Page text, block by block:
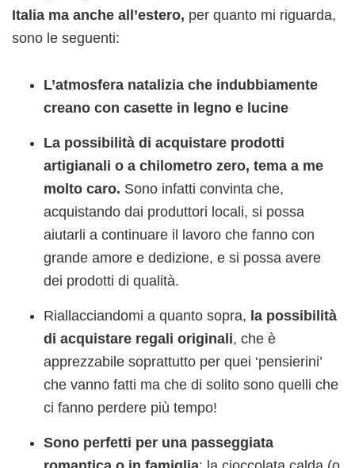
Italia ma anche all’estero, per quanto mi riguarda,
sono le seguenti:
L’atmosfera natalizia che indubbiamente
creano con casette in legno e lucine
La possibilità di acquistare prodotti
artigianali o a chilometro zero, tema a me
molto caro. Sono infatti convinta che,
acquistando dai produttori locali, si possa
aiutarli a continuare il lavoro che fanno con
grande amore e dedizione, e si possa avere
dei prodotti di qualità.
Riallacciandomi a quanto sopra, la possibilità
di acquistare regali originali, che è
apprezzabile soprattutto per quei ‘pensierini’
che vanno fatti ma che di solito sono quelli che
ci fanno perdere più tempo!
Sono perfetti per una passeggiata